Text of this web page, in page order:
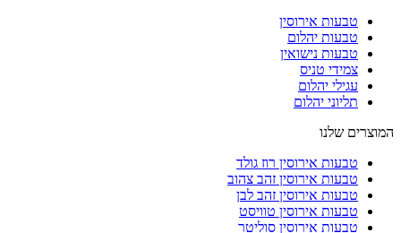
טבעות אירוסין
טבעות יהלום
טבעות נישואין
צמידי טניס
עגילי יהלום
תליוני יהלום
המוצרים שלנו
טבעות אירוסין רוז גולד
טבעות אירוסין זהב צהוב
טבעות אירוסין זהב לבן
טבעות אירוסין טוויסט
טבעות אירוסין סוליטר